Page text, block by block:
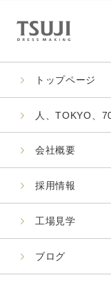
トップページ
人、TOKYO、
会社概要
採用情報
工場見学
ブログ